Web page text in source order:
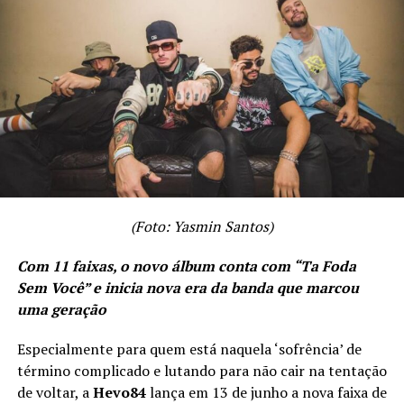
(Foto: Yasmin Santos)
Com 11 faixas, o novo álbum conta com “Ta Foda
Sem Você” e inicia nova era da banda que marcou
uma geração
Especialmente para quem está naquela ‘sofrência’ de
término complicado e lutando para não cair na tentação
de voltar, aHevo84lança em 13 de junho a nova faixa de